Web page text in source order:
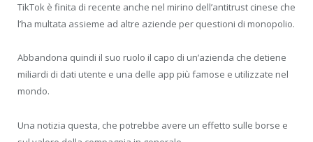
TikTok è finita di recente anche nel mirino dell’antitrust cinese che
l’ha multata assieme ad altre aziende per questioni di monopolio.
Abbandona quindi il suo ruolo il capo di un’azienda che detiene
miliardi di dati utente e una delle app più famose e utilizzate nel
mondo.
Una notizia questa, che potrebbe avere un effetto sulle borse e